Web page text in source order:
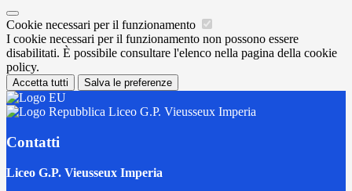
Cookie necessari per il funzionamento
I cookie necessari per il funzionamento non possono essere
disabilitati. È possibile consultare l'elenco nella pagina della cookie
policy.
Accetta tutti Salva le preferenze
Liceo G.P. Vieusseux Imperia
Contatti
Liceo G.P. Vieusseux Imperia